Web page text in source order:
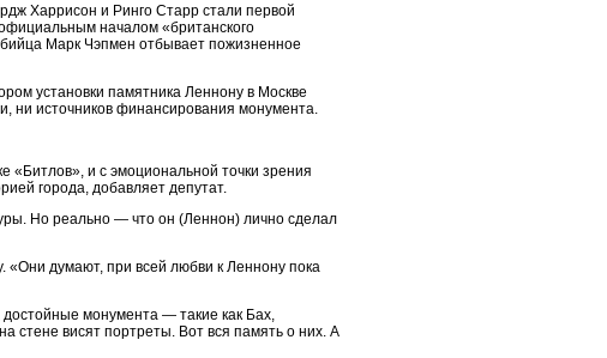
Харрисон и Ринго Старр стали первой
началом «британского
Марк Чэпмен отбывает пожизненное
установки памятника Леннону в Москве
ни источников финансирования монумента.
«Битлов», и с эмоциональной точки зрения
города, добавляет депутат.
Но реально — что он (Леннон) лично сделал
«Они думают, при всей любви к Леннону пока
монумента — такие как Бах,
стене висят портреты. Вот вся память о них. А